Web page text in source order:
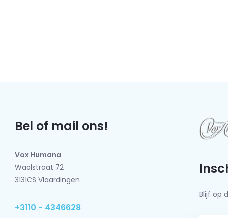
Bel of mail ons!
Vox Humana
Waalstraat 72
3131CS Vlaardingen
+3110 - 4346628
Blijf op